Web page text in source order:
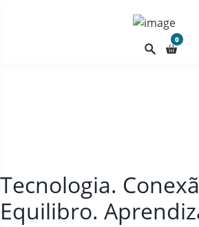
0
Tecnologia.
Equilibro.